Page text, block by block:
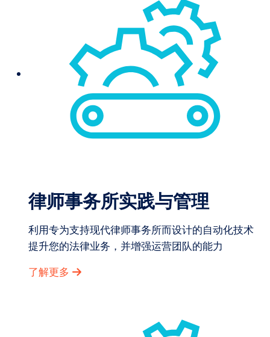
律师事务所实践与管理
利用专为支持现代律师事务所而设计的自动化技术
提升您的法律业务，并增强运营团队的能力
了解更多